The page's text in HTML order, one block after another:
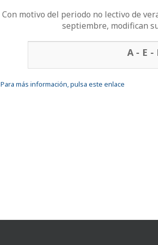
Con motivo del periodo no lectivo de
septiembre, modifican
Líneas afectadas por la incidencia
A - E -
Para más información, pulsa este enlace